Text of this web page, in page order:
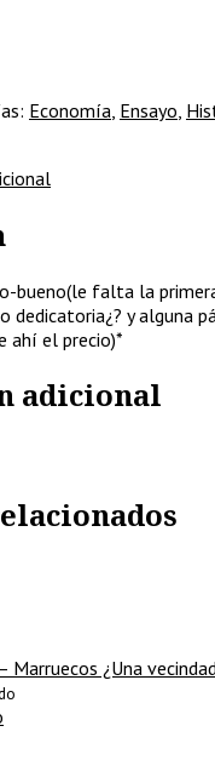
Economía Ensayo
bueno(le falta la
dedicatoria¿? y alguna
ahí el precio)*
adicional
Marruecos ¿Una